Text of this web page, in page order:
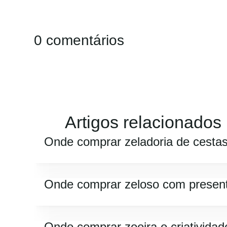
0 comentários
Artigos relacionados
Onde comprar zeladoria de
Onde comprar zeloso com